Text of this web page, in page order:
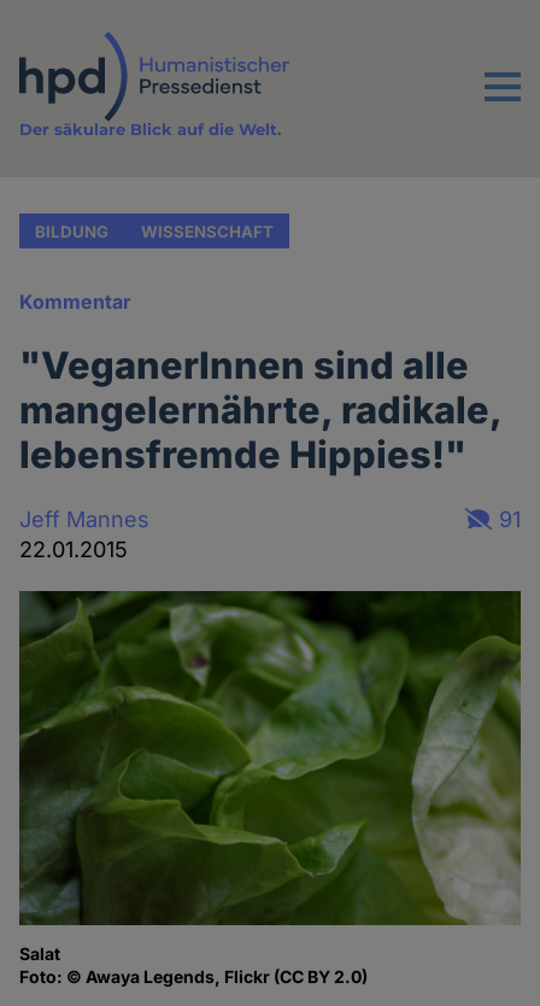
Inhalt
Menu
Der säkulare Blick auf die Welt.
BILDUNG WISSENSCHAFT
Kommentar
"VeganerInnen sind alle
mangelernährte, radikale,
lebensfremde Hippies!"
Jeff Mannes
22.01.2015
91
Salat
Foto: © Awaya Legends, Flickr (CC BY 2.0)